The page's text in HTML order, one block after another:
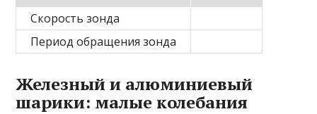
Скорость зонда
Период обращения зонда
Железный и алюминиевый
шарики: малые колебания